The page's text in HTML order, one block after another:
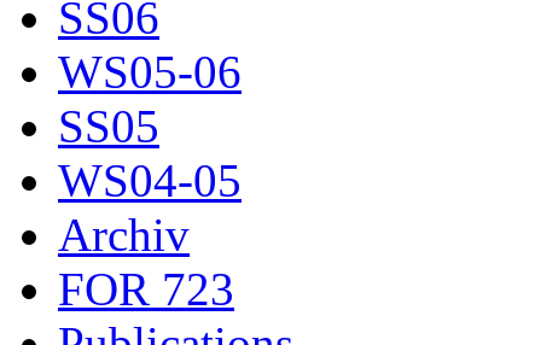
SS06
WS05-06
SS05
WS04-05
Archiv
FOR 723